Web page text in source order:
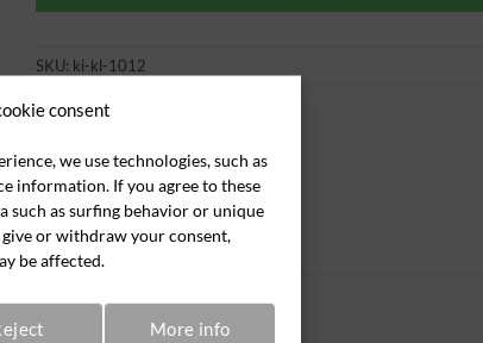
consent
we use technologies, such as
information. If you agree to these
such as surfing behavior or unique
or withdraw your consent,
be affected.
More info
SKU: ki-kl-1012
Category: